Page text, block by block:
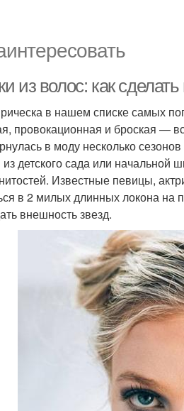
из волос: как
в нашем списке самых
провокационная и броская —
в моду несколько
детского сада или начальной
Известные певицы,
в 2 милых длинных локона на
внешность звезд.